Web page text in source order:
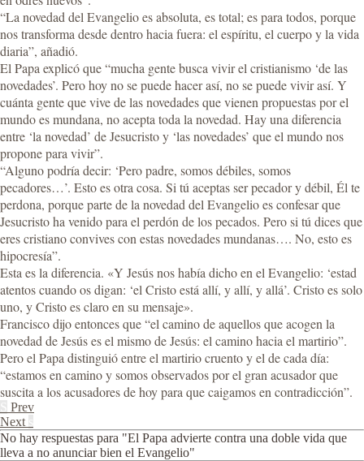
“La novedad del Evangelio es absoluta, es total; es para todos, porque
nos transforma desde dentro hacia fuera: el espíritu, el cuerpo y la vida
diaria”, añadió.
El Papa explicó que “mucha gente busca vivir el cristianismo ‘de las
novedades’. Pero hoy no se puede hacer así, no se puede vivir así. Y
cuánta gente que vive de las novedades que vienen propuestas por el
mundo es mundana, no acepta toda la novedad. Hay una diferencia
entre ‘la novedad’ de Jesucristo y ‘las novedades’ que el mundo nos
propone para vivir”.
“Alguno podría decir: ‘Pero padre, somos débiles, somos
pecadores…’. Esto es otra cosa. Si tú aceptas ser pecador y débil, Él te
perdona, porque parte de la novedad del Evangelio es confesar que
Jesucristo ha venido para el perdón de los pecados. Pero si tú dices que
eres cristiano convives con estas novedades mundanas…. No, esto es
hipocresía”.
Esta es la diferencia. «Y Jesús nos había dicho en el Evangelio: ‘estad
atentos cuando os digan: ‘el Cristo está allí, y allí, y allá’. Cristo es solo
uno, y Cristo es claro en su mensaje».
Francisco dijo entonces que “el camino de aquellos que acogen la
novedad de Jesús es el mismo de Jesús: el camino hacia el martirio”.
Pero el Papa distinguió entre el martirio cruento y el de cada día:
“estamos en camino y somos observados por el gran acusador que
suscita a los acusadores de hoy para que caigamos en contradicción”.
Prev
Next
No hay respuestas para "El Papa advierte contra una doble vida que
lleva a no anunciar bien el Evangelio"